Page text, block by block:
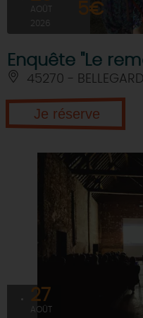
AOÛT
2026
5€
Enquête "Le
45270 -
Je réserve
27
AOÛT